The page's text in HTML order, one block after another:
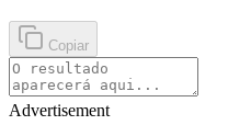
Copiar
Advertisement